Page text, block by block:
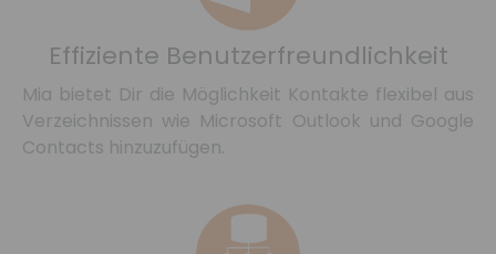
Effiziente Benutzerfreundlichkeit
Mia bietet Dir die Möglichkeit Kontakte flexibel aus
Verzeichnissen wie Microsoft Outlook und Google
Contacts hinzuzufügen.